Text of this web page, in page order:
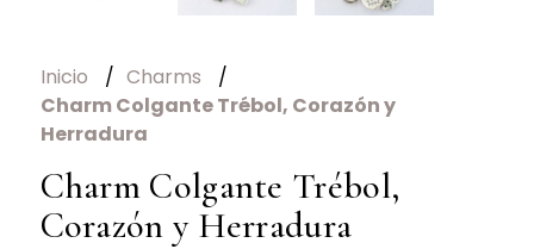
Inicio
Charms
Charm Colgante Trébol, Corazón y
Herradura
Charm Colgante Trébol,
Corazón y Herradura